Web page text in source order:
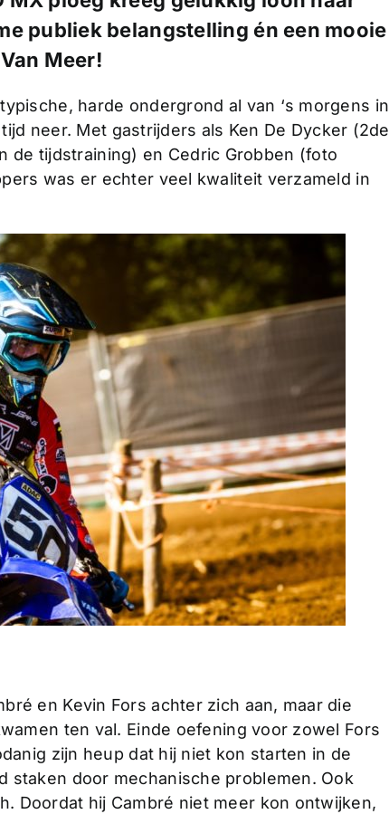
publiek belangstelling én een mooie
Meer!
harde ondergrond al van ‘s morgens in
neer. Met gastrijders als Ken De Dycker (2de
de tijdstraining) en Cedric Grobben (foto
was er echter veel kwaliteit verzameld in
en Kevin Fors achter zich aan, maar die
ten val. Einde oefening voor zowel Fors
zijn heup dat hij niet kon starten in de
staken door mechanische problemen. Ook
Doordat hij Cambré niet meer kon ontwijken,